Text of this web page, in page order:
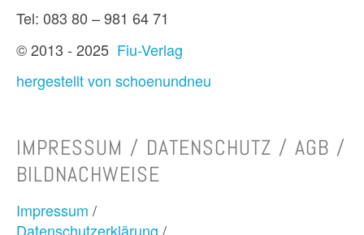
Tel: 083 80 – 981 64 71
© 2013 - 2025 Fiu-Verlag
hergestellt von schoenundneu
IMPRESSUM / DATENSCHUTZ / AGB /
BILDNACHWEISE
Impressum /
Datenschutzerklärung /